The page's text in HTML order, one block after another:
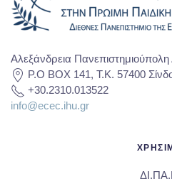
Αλεξάνδρεια
P.O BOX 141, T.K. 57400
+30.2310.013522
info@ecec.ihu.gr